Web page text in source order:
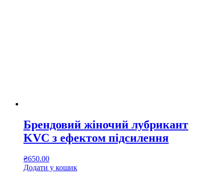
Брендовий жіночий лубрикант
KVC з ефектом підсилення
₴650.00
Додати у кошик